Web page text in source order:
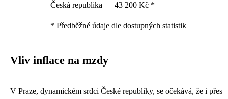
Česká republika 43 200 Kč *
* Předběžné údaje dle dostupných statistik
Vliv inflace na mzdy
V Praze, dynamickém srdci České republiky, se očekává, že i přes